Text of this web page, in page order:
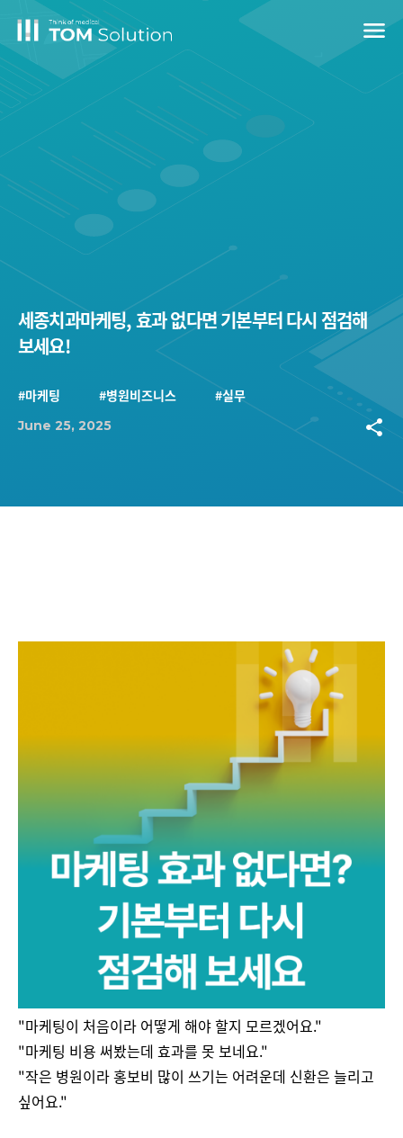
menu
세종치과마케팅, 효과 없다면 기본부터 다시 점검해
보세요!
#마케팅 #병원비즈니스 #실무
June 25, 2025 share
"마케팅이 처음이라 어떻게 해야 할지 모르겠어요."
"마케팅 비용 써봤는데 효과를 못 보네요."
"작은 병원이라 홍보비 많이 쓰기는 어려운데 신환은 늘리고
싶어요."